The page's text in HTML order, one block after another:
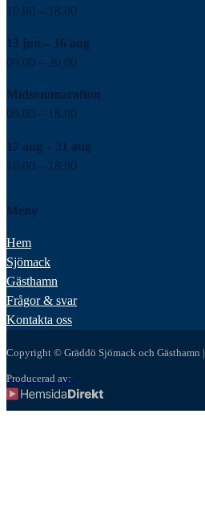
10.00 – 18.00
13 jun – 16 aug
09.00 – 20.00
Midsommarafton
09.00 – 18.00
17 aug – 31 aug
10.00 – 18.00
Meny
Hem
Sjömack
Gästhamn
Frågor & svar
Kontakta oss
Copyright © Gräddö Sjömack och Gästhamn |
Producerad av: